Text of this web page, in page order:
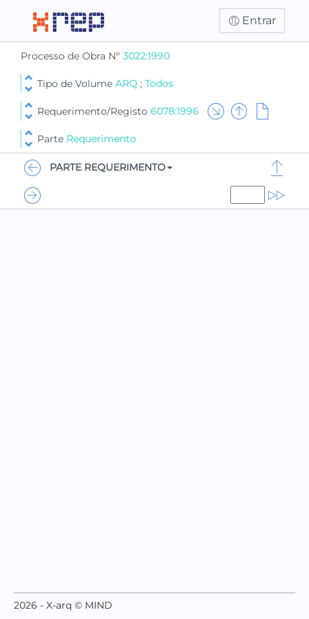
Entrar
Processo de Obra Nº 3022:1990
Tipo de Volume ARQ ; Todos
Requerimento/Registo 6078:1996
Parte Requerimento
PARTE REQUERIMENTO
2026 - X-arq © MIND